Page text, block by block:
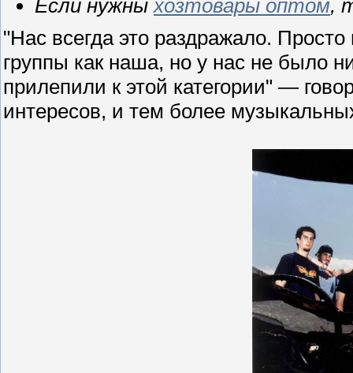
Если нужны хозтовары оптом,
"Наc всегда это раздражало.
группы как наша, но у нас не было
прилепили к этой категории" —
интересов, и тем более